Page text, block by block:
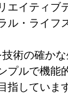
エイティブ
・ライフ
術の確か
ルで機能的
しています